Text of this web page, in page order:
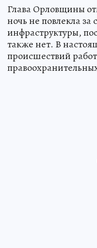
Глава Орловщины
ночь не повлекла
инфраструктуры,
также нет. В
происшествий